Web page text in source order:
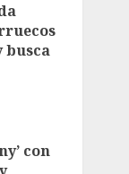
busca
con